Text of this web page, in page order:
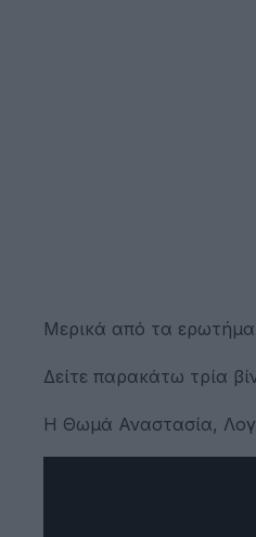
Μερικά από τα
Δείτε παρακάτω τρία
Η Θωμά Αναστασία,